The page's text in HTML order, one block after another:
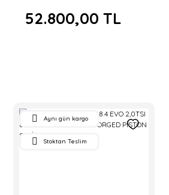
52.800,00 TL
Aynı gün kargo
Stoktan Teslim